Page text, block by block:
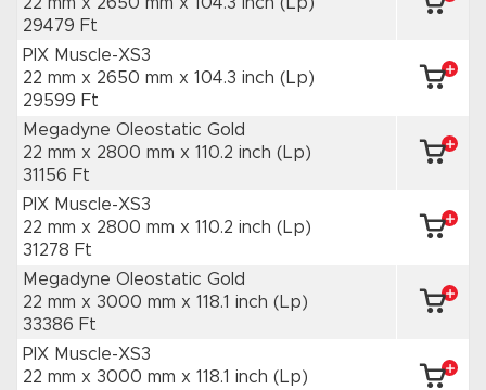
29479 Ft
PIX Muscle-XS3
22 mm x 2650 mm x 104.3 inch (Lp)
29599 Ft
Megadyne Oleostatic Gold
22 mm x 2800 mm x 110.2 inch (Lp)
31156 Ft
PIX Muscle-XS3
22 mm x 2800 mm x 110.2 inch (Lp)
31278 Ft
Megadyne Oleostatic Gold
22 mm x 3000 mm x 118.1 inch (Lp)
33386 Ft
PIX Muscle-XS3
22 mm x 3000 mm x 118.1 inch (Lp)